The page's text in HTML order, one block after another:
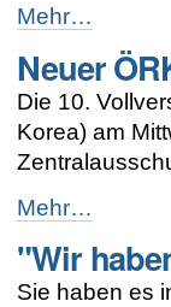
„Sie
schaute
mich
an
und
fragte:
Du
-
Mehr…
Neuer
Die 10.
Korea) am
Neuer
ÖRK-
Zentralausschuss
gewählt
-
Mehr…
"Wir
Sie haben es